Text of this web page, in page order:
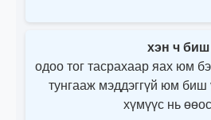
хэн ч биш
одоо тог тасрахаар яах юм
тунгааж мэддэггүй юм биш
хүмүүс нь